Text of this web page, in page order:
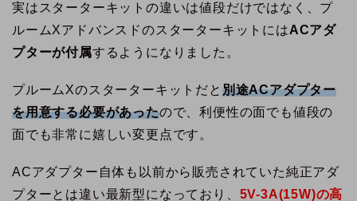
実はスターターキットの違いは値段だけではなく、プ
ルームXアドバンスドのスターターキットにはACアダ
プターが付属するようになりました。
プルームXのスターターキットだと 別途ACアダプター
を用意する必要があったので、利便性の面でも値段の
面でも非常に嬉しい変更点です。
ACアダプター自体も以前から販売されていた純正アダ
プターとは違い最新型になっており、 5V-3A(15W)の高